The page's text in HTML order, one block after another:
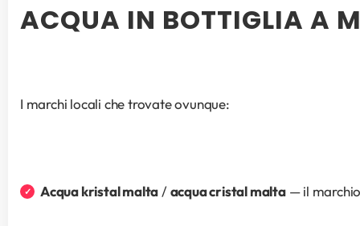
ACQUA IN BOTTIGLIA A
I marchi locali che trovate ovunque:
Acqua kristal malta / acqua cristal malta — il marchio